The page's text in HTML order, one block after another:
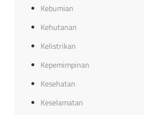
Kebumian
Kehutanan
Kelistrikan
Kepemimpinan
Kesehatan
Keselamatan